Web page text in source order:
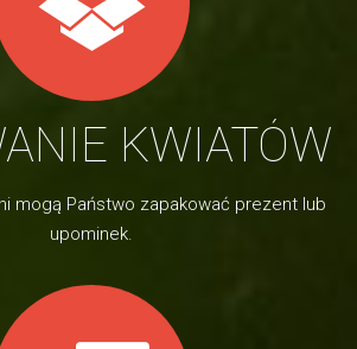
KWIATÓW
mogą Państwo zapakować prezent lub
upominek.